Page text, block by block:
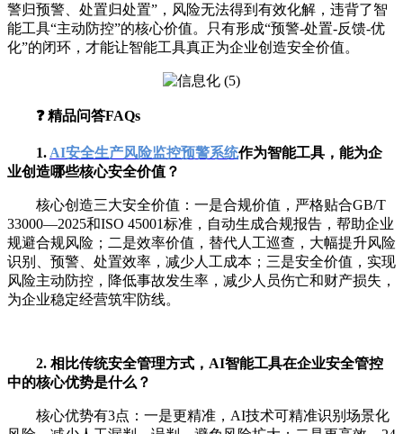
警归预警、处置归处置”，风险无法得到有效化解，违背了智
能工具“主动防控”的核心价值。只有形成“预警-处置-反馈-优
化”的闭环，才能让智能工具真正为企业创造安全价值。
❓精品问答FAQs
1.AI安全生产风险监控预警系统作为智能工具，能为企
业创造哪些核心安全价值？
核心创造三大安全价值：一是合规价值，严格贴合GB/T
33000—2025和ISO 45001标准，自动生成合规报告，帮助企业
规避合规风险；二是效率价值，替代人工巡查，大幅提升风险
识别、预警、处置效率，减少人工成本；三是安全价值，实现
风险主动防控，降低事故发生率，减少人员伤亡和财产损失，
为企业稳定经营筑牢防线。
2. 相比传统安全管理方式，AI智能工具在企业安全管控
中的核心优势是什么？
核心优势有3点：一是更精准，AI技术可精准识别场景化